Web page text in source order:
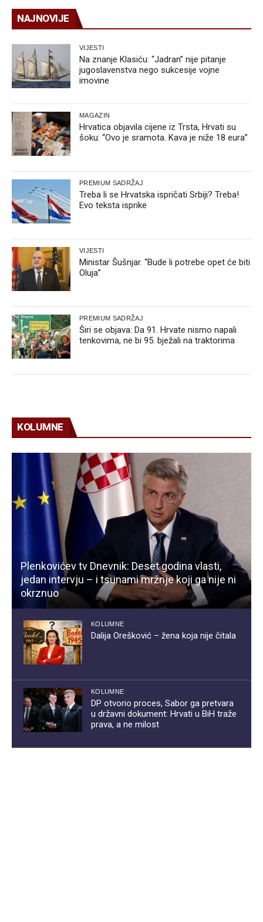
NAJNOVIJE
VIJESTI
Na znanje Klasiću: “Jadran” nije pitanje
jugoslavenstva nego sukcesije vojne
imovine
MAGAZIN
Hrvatica objavila cijene iz Trsta, Hrvati su
šoku: “Ovo je sramota. Kava je niže 18 eura”
PREMIUM SADRŽAJ
Treba li se Hrvatska ispričati Srbiji? Treba!
Evo teksta isprike
VIJESTI
Ministar Šušnjar. “Bude li potrebe opet će biti
Oluja”
PREMIUM SADRŽAJ
Širi se objava: Da 91. Hrvate nismo napali
tenkovima, ne bi 95. bježali na traktorima
KOLUMNE
Plenkovićev tv Dnevnik: Deset godina vlasti,
jedan intervju – i tsunami mržnje koji ga nije ni
okrznuo
KOLUMNE
Dalija Orešković – žena koja nije čitala
KOLUMNE
DP otvorio proces, Sabor ga pretvara
u državni dokument: Hrvati u BiH traže
prava, a ne milost